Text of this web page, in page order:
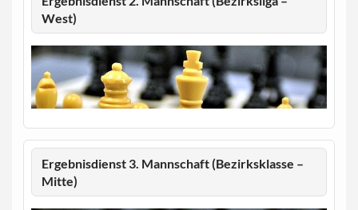
West)
Ergebnisdienst 3. Mannschaft (Bezirksklasse –
Mitte)